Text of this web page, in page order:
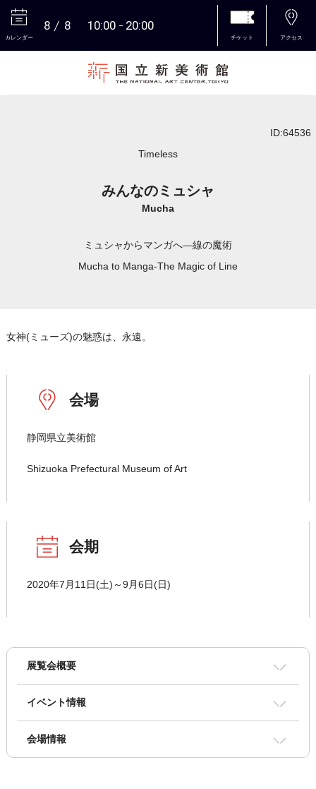
カレンダー
8 8 10:00 20:00
チケット アクセス
ID:64536
Timeless
みんなのミュシャ
Mucha
ミュシャからマンガへ―線の魔術
Mucha to Manga-The Magic of Line
女神(ミューズ)の魅惑は、永遠。
会場
静岡県立美術館
Shizuoka Prefectural Museum of Art
会期
2020年7月11日(土)～9月6日(日)
展覧会概要
イベント情報
会場情報